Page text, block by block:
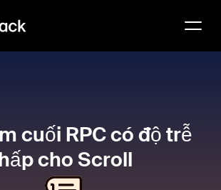
trao đổi với chuyên gia
cuối RPC có độ trễ
cho Scroll